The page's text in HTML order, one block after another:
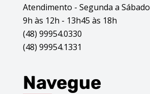
Atendimento - Segunda a Sábado
9h às 12h - 13h45 às 18h
(48) 99954.0330
(48) 99954.1331
Navegue